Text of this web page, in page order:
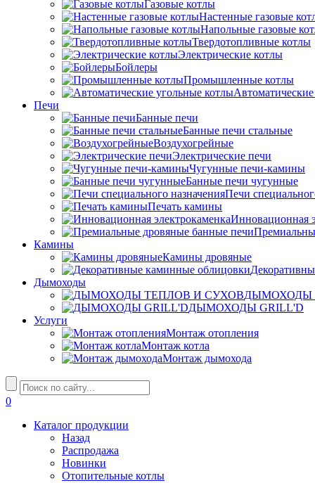
Газовые котлы
Настенные газовые
Напольные газовые
Твердотопливные котлы
Электрические котлы
Бойлеры
Промышленные котлы
Печи
Банные печи
Банные печи стальные
Воздухогрейные
Электрические печи
Чугунные печи-камины
Банные печи чугунные
Печи
Печать камины
Инновационная
Камины
Камины дровяные
Дымоходы
ДЫМОХОДЫ
ДЫМОХОДЫ GRILL'D
Услуги
Монтаж отопления
Монтаж котла
Монтаж дымохода
0
Каталог продукции
Назад
Распродажа
Новинки
Отопительные котлы